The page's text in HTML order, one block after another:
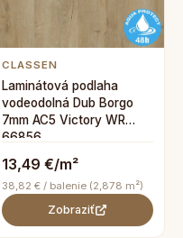
CLASSEN
Laminátová podlaha
vodeodolná Dub Borgo
7mm AC5 Victory WR
66856
13,49 €/m²
38,82 € / balenie (2,878 m²)
Zobraziť